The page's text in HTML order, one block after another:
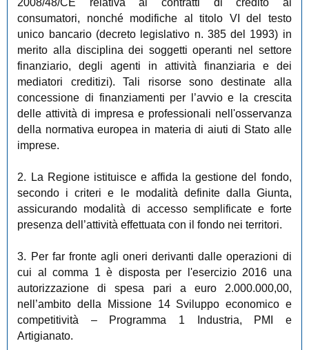
consumatori, nonché modifiche al titolo VI del testo
unico bancario (decreto legislativo n. 385 del 1993) in
merito alla disciplina dei soggetti operanti nel settore
finanziario, degli agenti in attività finanziaria e dei
mediatori creditizi). Tali risorse sono destinate alla
concessione di finanziamenti per l’avvio e la crescita
delle attività di impresa e professionali nell'osservanza
della normativa europea in materia di aiuti di Stato alle
imprese.
2. La Regione istituisce e affida la gestione del fondo,
secondo i criteri e le modalità definite dalla Giunta,
assicurando modalità di accesso semplificate e forte
presenza dell’attività effettuata con il fondo nei territori.
3. Per far fronte agli oneri derivanti dalle operazioni di
cui al comma 1 è disposta per l'esercizio 2016 una
autorizzazione di spesa pari a euro 2.000.000,00,
nell’ambito della Missione 14 Sviluppo economico e
competitività – Programma 1 Industria, PMI e
Artigianato.